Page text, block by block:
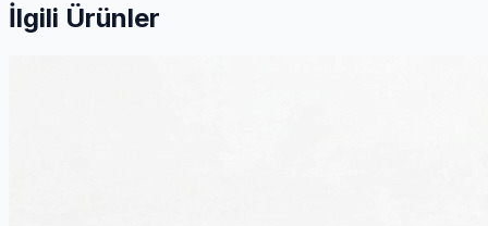
İlgili Ürünler